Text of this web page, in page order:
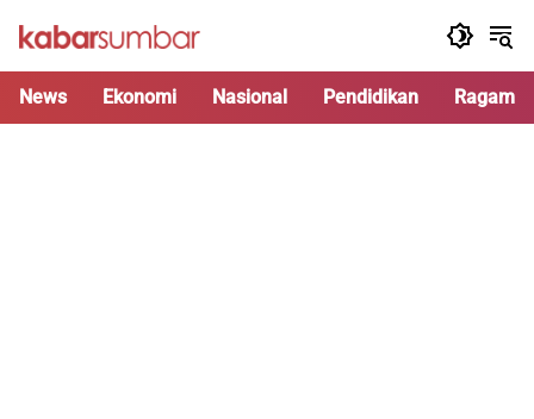
News Ekonomi Nasional Pendidikan Ragam